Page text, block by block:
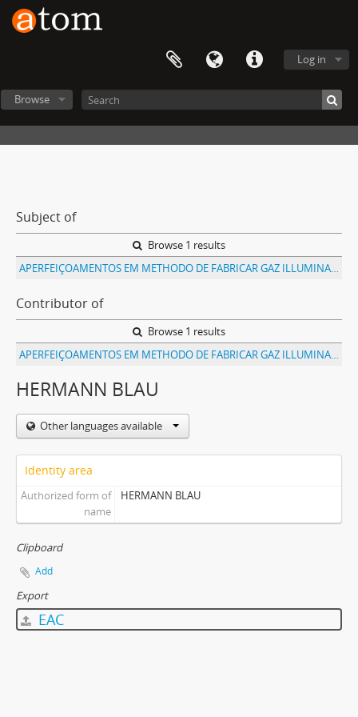
Log in
Browse
Subject of
Browse 1 results
APERFEIÇOAMENTOS EM METHODO DE FABRICAR GAZ ILLUMINANTE LIQUEFEITO, E APPARELHO PARA ESSE FIM
Contributor of
Browse 1 results
APERFEIÇOAMENTOS EM METHODO DE FABRICAR GAZ ILLUMINANTE LIQUEFEITO, E APPARELHO PARA ESSE FIM
HERMANN BLAU
Other languages available
Identity area
Authorized form of
name
HERMANN BLAU
Clipboard
Add
Export
EAC